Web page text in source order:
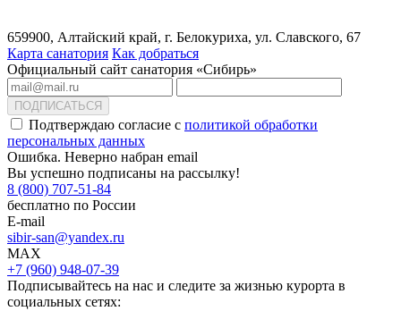
659900, Алтайский край, г. Белокуриха, ул. Славского, 67
Карта санатория Как добраться
Официальный сайт санатория «Сибирь»
ПОДПИСАТЬСЯ
Подтверждаю согласие с политикой обработки
персональных данных
Ошибка. Неверно набран email
Вы успешно подписаны на рассылку!
8 (800) 707-51-84
бесплатно по России
E-mail
sibir-san@yandex.ru
MAX
+7 (960) 948-07-39
Подписывайтесь на нас и следите за жизнью курорта в
социальных сетях: